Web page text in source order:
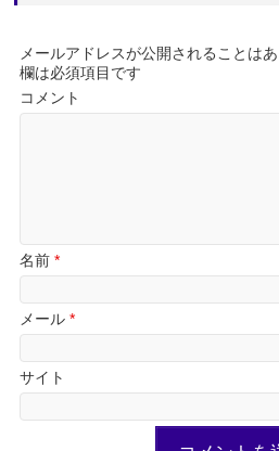
メールアドレスが公開されることはあ
欄は必須項目です
コメント
名前*
メール*
サイト